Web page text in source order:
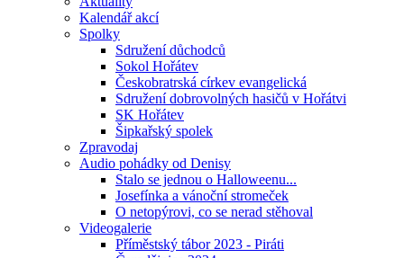
Kalendář akcí
Spolky
Sdružení důchodců
Sokol Hořátev
Českobratrská církev evangelická
Sdružení dobrovolných hasičů v Hořátvi
SK Hořátev
Šipkařský spolek
Zpravodaj
Audio pohádky od Denisy
Stalo se jednou o Halloweenu...
Josefínka a vánoční stromeček
O netopýrovi, co se nerad stěhoval
Videogalerie
Příměstský tábor 2023 - Piráti